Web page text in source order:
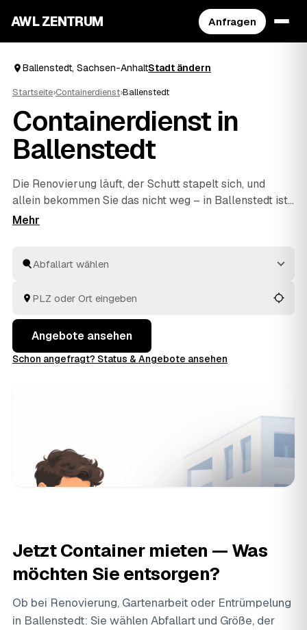
AWL ZENTRUM Anfragen
Ballenstedt, Sachsen-AnhaltStadt ändern
Startseite›Containerdienst›Ballenstedt
Containerdienst in
Ballenstedt
Die Renovierung läuft, der Schutt stapelt sich, und
allein bekommen Sie das nicht weg – in Ballenstedt ist
das der Moment für einen Container. Über AWL
mehrere Festpreis-Angebote geprüfter Anbieter ein.
Logistik kümmern müssen. Sie vergleichen die
und buchen, wenn der Preis stimmt.
Angebote ansehen
Schon angefragt? Status & Angebote ansehen
Jetzt Container mieten — Was
möchten Sie entsorgen?
Ob bei Renovierung, Gartenarbeit oder Entrümpelung
in Ballenstedt: Sie wählen Abfallart und Größe, der